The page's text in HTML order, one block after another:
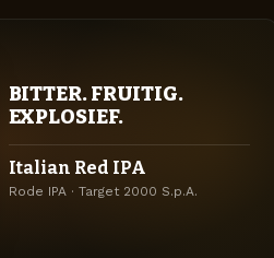
BITTER. FRUITIG.
EXPLOSIEF.
Italian Red IPA
Rode IPA · Target 2000 S.p.A.